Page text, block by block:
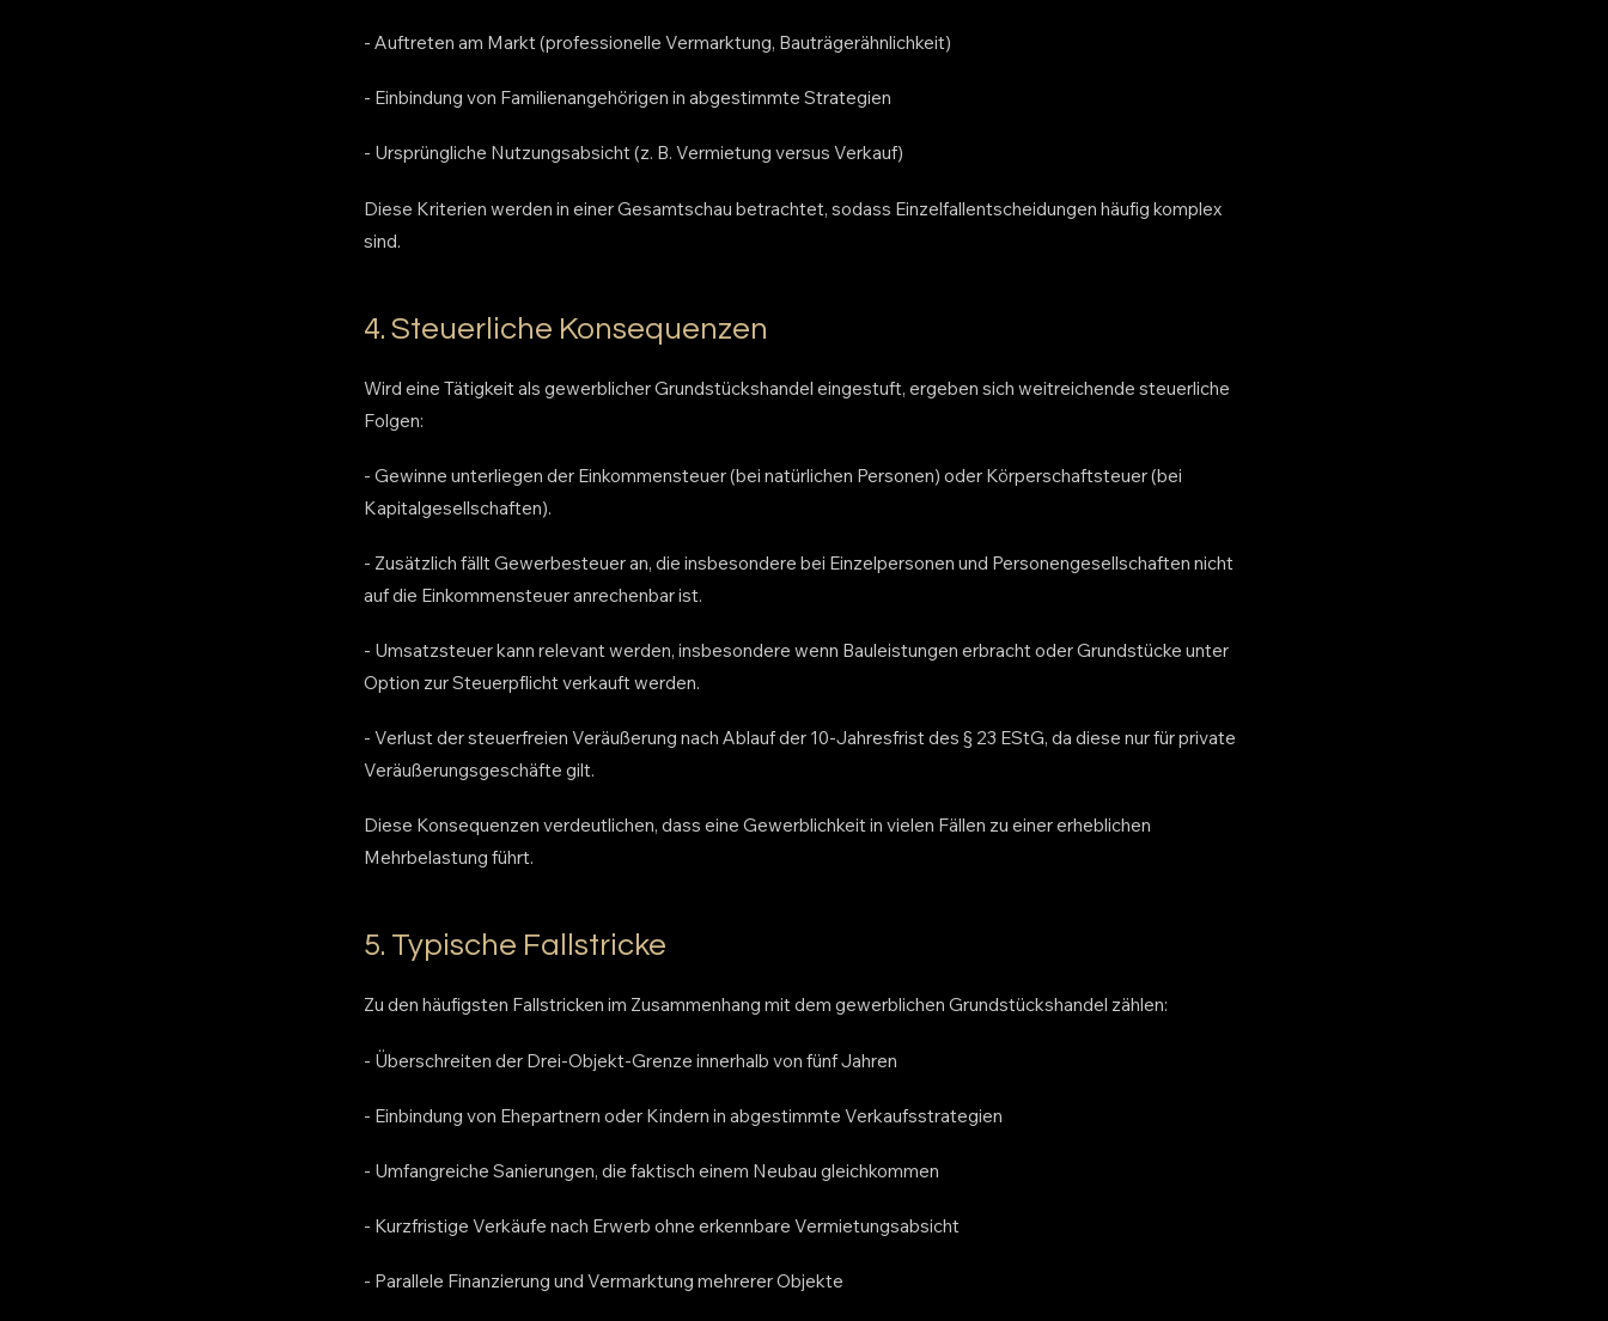
- Auftreten am Markt (professionelle Vermarktung, Bauträgerähnlichkeit)
- Einbindung von Familienangehörigen in abgestimmte Strategien
- Ursprüngliche Nutzungsabsicht (z. B. Vermietung versus Verkauf)
Diese Kriterien werden in einer Gesamtschau betrachtet, sodass Einzelfallentscheidungen häufig komplex
sind.
4. Steuerliche Konsequenzen
Wird eine Tätigkeit als gewerblicher Grundstückshandel eingestuft, ergeben sich weitreichende steuerliche
Folgen:
- Gewinne unterliegen der Einkommensteuer (bei natürlichen Personen) oder Körperschaftsteuer (bei
Kapitalgesellschaften).
- Zusätzlich fällt Gewerbesteuer an, die insbesondere bei Einzelpersonen und Personengesellschaften nicht
auf die Einkommensteuer anrechenbar ist.
- Umsatzsteuer kann relevant werden, insbesondere wenn Bauleistungen erbracht oder Grundstücke unter
Option zur Steuerpflicht verkauft werden.
- Verlust der steuerfreien Veräußerung nach Ablauf der 10-Jahresfrist des § 23 EStG, da diese nur für private
Veräußerungsgeschäfte gilt.
Diese Konsequenzen verdeutlichen, dass eine Gewerblichkeit in vielen Fällen zu einer erheblichen
Mehrbelastung führt.
5. Typische Fallstricke
Zu den häufigsten Fallstricken im Zusammenhang mit dem gewerblichen Grundstückshandel zählen:
- Überschreiten der Drei-Objekt-Grenze innerhalb von fünf Jahren
- Einbindung von Ehepartnern oder Kindern in abgestimmte Verkaufsstrategien
- Umfangreiche Sanierungen, die faktisch einem Neubau gleichkommen
- Kurzfristige Verkäufe nach Erwerb ohne erkennbare Vermietungsabsicht
- Parallele Finanzierung und Vermarktung mehrerer Objekte